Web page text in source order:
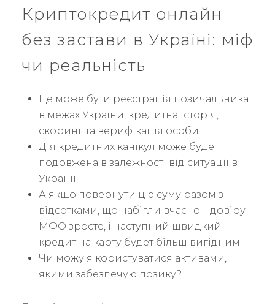
Криптокредит онлайн
без застави в Україні: міф
чи реальність
Це може бути реєстрація позичальника
в межах України, кредитна історія,
скоринг та верифікація особи.
Дія кредитних канікул може буде
подовжена в залежності від ситуації в
Україні.
А якщо повернути цю суму разом з
відсотками, що набігли вчасно – довіру
МФО зросте, і наступний швидкий
кредит на карту будет більш вигідним.
Чи можу я користуватися активами,
якими забезпечую позику?